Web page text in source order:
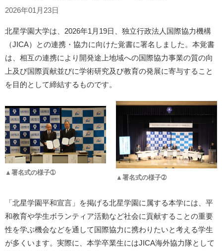
2026年01月23日
北星学園大学は、2026年1月19日、独立行政法人国際協力機構
（JICA）との連携・協力に向けた覚書に署名しました。本覚書
は、相互の連携により開発途上地域への国際協力事業の質の向
上及び国際貢献並びに学術研究及び教育の発展に寄与すること
を目的として締結するものです。
▲署名式の様子➀
▲署名式の様子➁
「北星学園平和宣言」を掲げる北星学園に属する本学には、平
和教育や学生ボランティア活動など社会に貢献することの重要
性を学ぶ機会などを通して国際協力に携わりたいと考える学生
が多くいます。実際に、本学卒業生にはJICA海外協力隊として